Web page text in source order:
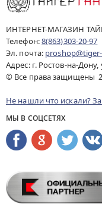
ИНТЕРНЕТ-МАГАЗИН
Телефон:8(863)303-20-97
Эл. почта:
Адрес: г. Ростов-на-
© Все права защищены
Не нашли что искали?
МЫ В СОЦСЕТЯХ